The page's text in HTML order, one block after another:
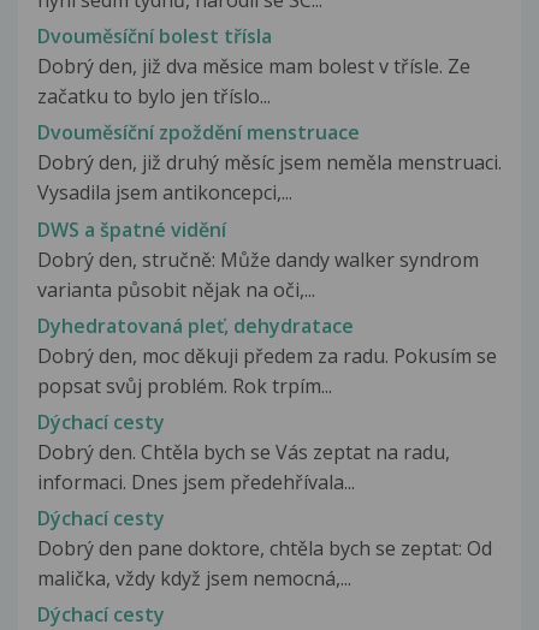
Dvouměsíční bolest třísla
Dobrý den, již dva měsice mam bolest v třísle. Ze
začatku to bylo jen tříslo...
Dvouměsíční zpoždění menstruace
Dobrý den, již druhý měsíc jsem neměla menstruaci.
Vysadila jsem antikoncepci,...
DWS a špatné vidění
Dobrý den, stručně: Může dandy walker syndrom
varianta působit nějak na oči,...
Dyhedratovaná pleť, dehydratace
Dobrý den, moc děkuji předem za radu. Pokusím se
popsat svůj problém. Rok trpím...
Dýchací cesty
Dobrý den. Chtěla bych se Vás zeptat na radu,
informaci. Dnes jsem předehřívala...
Dýchací cesty
Dobrý den pane doktore, chtěla bych se zeptat: Od
malička, vždy když jsem nemocná,...
Dýchací cesty